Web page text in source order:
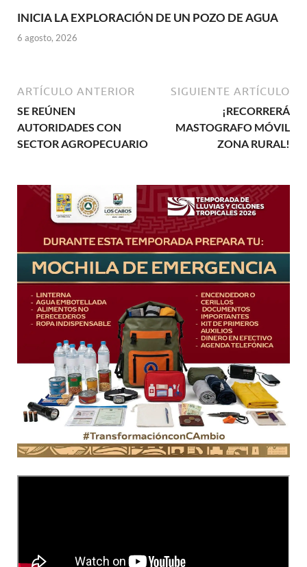
INICIA LA EXPLORACIÓN DE UN POZO DE AGUA
6 agosto, 2026
ARTÍCULO ANTERIOR
SE REÚNEN
AUTORIDADES CON
SECTOR AGROPECUARIO
SIGUIENTE ARTÍCULO
¡RECORRERÁ
MASTOGRAFO MÓVIL
ZONA RURAL!